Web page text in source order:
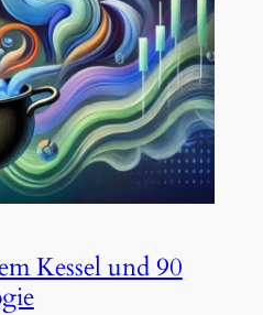
Kessel und 90